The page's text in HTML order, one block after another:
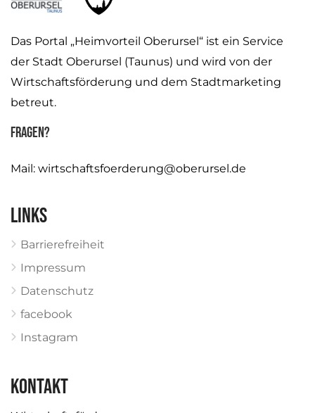
Das Portal „Heimvorteil Oberursel“ ist ein Service
der Stadt Oberursel (Taunus) und wird von der
Wirtschaftsförderung und dem Stadtmarketing
betreut.
Fragen?
Mail: wirtschaftsfoerderung@oberursel.de
Links
Barrierefreiheit
Impressum
Datenschutz
facebook
Instagram
KONTAKT